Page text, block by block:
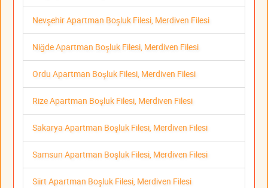
Nevşehir Apartman Boşluk Filesi, Merdiven Filesi
Niğde Apartman Boşluk Filesi, Merdiven Filesi
Ordu Apartman Boşluk Filesi, Merdiven Filesi
Rize Apartman Boşluk Filesi, Merdiven Filesi
Sakarya Apartman Boşluk Filesi, Merdiven Filesi
Samsun Apartman Boşluk Filesi, Merdiven Filesi
Siirt Apartman Boşluk Filesi, Merdiven Filesi